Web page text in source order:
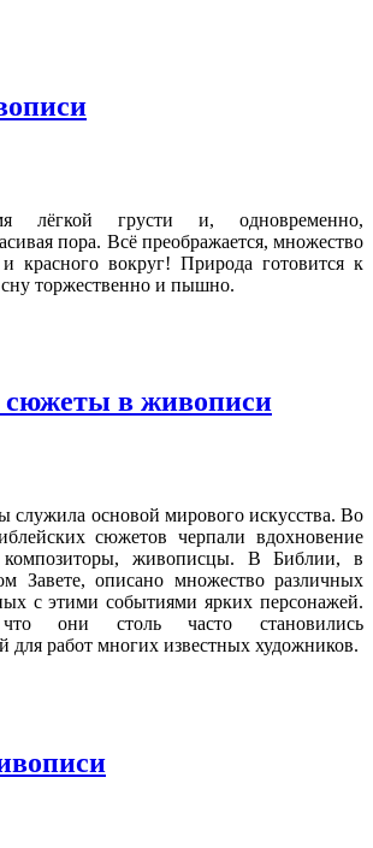
грусти и, одновременно,
пора. Всё преображается, множество
красного вокруг! Природа готовится к
торжественно и пышно.
сюжеты в живописи
служила основой мирового искусства. Во
сюжетов черпали вдохновение
композиторы, живописцы. В Библии, в
Завете, описано множество различных
с этими событиями ярких персонажей.
что они столь часто становились
для работ многих известных художников.